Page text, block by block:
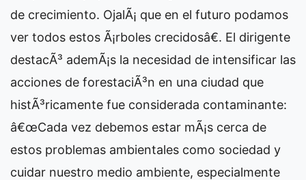
de crecimiento. OjalÃ¡ que en el futuro podamos
ver todos estos Ã¡rboles crecidosâ€. El dirigente
destacÃ³ ademÃ¡s la necesidad de intensificar las
acciones de forestaciÃ³n en una ciudad que
histÃ³ricamente fue considerada contaminante:
â€œCada vez debemos estar mÃ¡s cerca de
estos problemas ambientales como sociedad y
cuidar nuestro medio ambiente, especialmente